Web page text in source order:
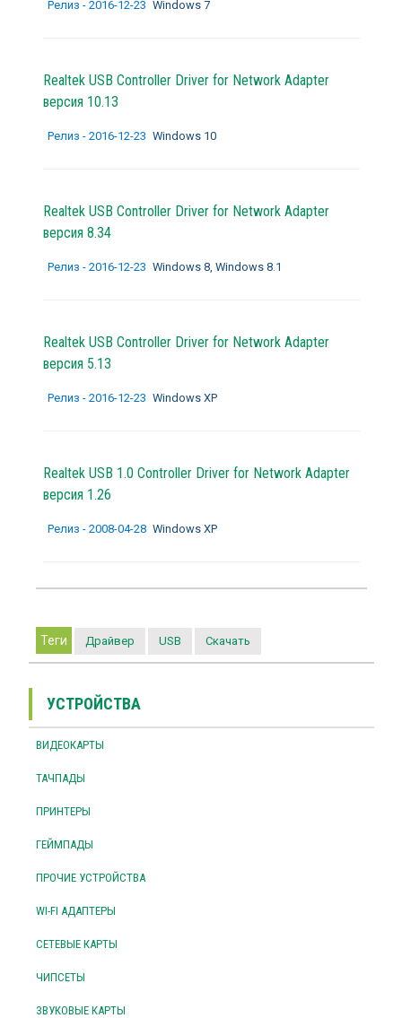
Релиз - 2016-12-23 Windows 7
Realtek USB Controller Driver for Network Adapter
версия 10.13
Релиз - 2016-12-23 Windows 10
Realtek USB Controller Driver for Network Adapter
версия 8.34
Релиз - 2016-12-23 Windows 8, Windows 8.1
Realtek USB Controller Driver for Network Adapter
версия 5.13
Релиз - 2016-12-23 Windows XP
Realtek USB 1.0 Controller Driver for Network Adapter
версия 1.26
Релиз - 2008-04-28 Windows XP
Теги Драйвер USB Скачать
УСТРОЙСТВА
ВИДЕОКАРТЫ
ТАЧПАДЫ
ПРИНТЕРЫ
ГЕЙМПАДЫ
ПРОЧИЕ УСТРОЙСТВА
WI-FI АДАПТЕРЫ
СЕТЕВЫЕ КАРТЫ
ЧИПСЕТЫ
ЗВУКОВЫЕ КАРТЫ